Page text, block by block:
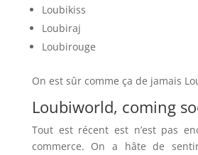
Loubikiss
Loubiraj
Loubirouge
On est sûr comme ça de jamais
Loubiworld, coming
Tout est récent est n’est pas
commerce. On a hâte de